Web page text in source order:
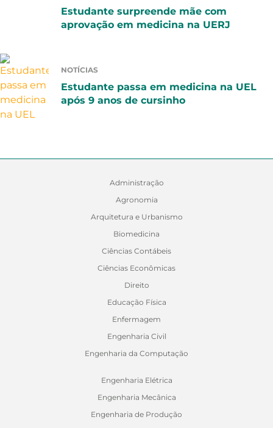
Estudante surpreende mãe com
aprovação em medicina na UERJ
NOTÍCIAS
Estudante passa em medicina na UEL
após 9 anos de cursinho
Administração
Agronomia
Arquitetura e Urbanismo
Biomedicina
Ciências Contábeis
Ciências Econômicas
Direito
Educação Física
Enfermagem
Engenharia Civil
Engenharia da Computação
Engenharia Elétrica
Engenharia Mecânica
Engenharia de Produção